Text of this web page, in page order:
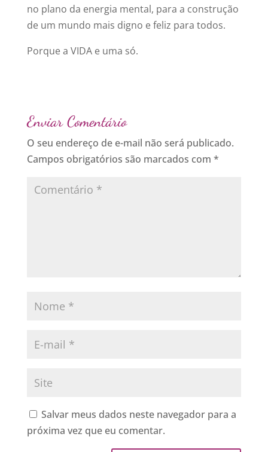
no plano da energia mental, para a construção
de um mundo mais digno e feliz para todos.
Porque a VIDA e uma só.
Enviar Comentário
O seu endereço de e-mail não será publicado.
Campos obrigatórios são marcados com *
Salvar meus dados neste navegador para a
próxima vez que eu comentar.